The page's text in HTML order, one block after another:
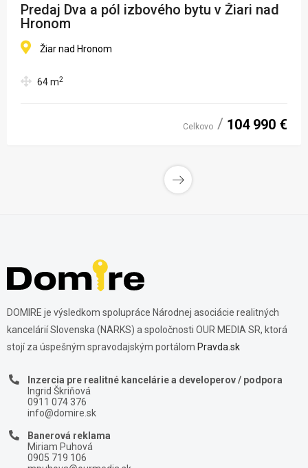
Predaj Dva a pól izbového bytu v Žiari nad
Hronom
Žiar nad Hronom
64m2
Celkovo 104 990 €
DOMIRE je výsledkom spolupráce Národnej asociácie realitných
kancelárií Slovenska (NARKS) a spoločnosti OUR MEDIA SR, ktorá
stojí za úspešným spravodajským portálom Pravda.sk
Inzercia pre realitné kancelárie a developerov / podpora
Ingrid Škriňová
0911 074 376
info@domire.sk
Banerová reklama
Miriam Puhová
0905 719 106